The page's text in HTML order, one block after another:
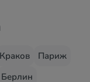
Краков
Париж
Берлин